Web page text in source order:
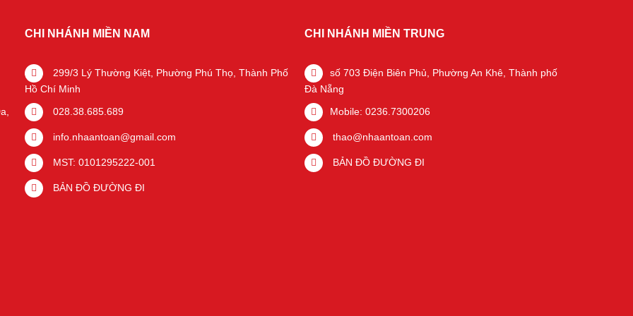
CHI NHÁNH MIỀN NAM
299/3 Lý Thường Kiệt, Phường Phú Thọ, Thành Phố
Hồ Chí Minh
028.38.685.689
info.nhaantoan@gmail.com
MST: 0101295222-001
BẢN ĐỒ ĐƯỜNG ĐI
CHI NHÁNH MIỀN TRUNG
số 703 Điện Biên Phủ, Phường An Khê, Thành phố
Đà Nẵng
Mobile: 0236.7300206
thao@nhaantoan.com
BẢN ĐỒ ĐƯỜNG ĐI